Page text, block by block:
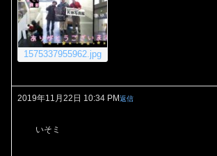
1575337955962.jpg
2019年11月22日 10:34 PM返信
いそミ